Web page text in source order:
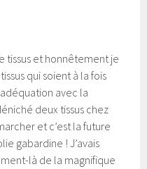
tissus et honnêtement je
qui soient à la fois
avec la
deux tissus chez
et c’est la future
gabardine ! J’avais
là de la magnifique